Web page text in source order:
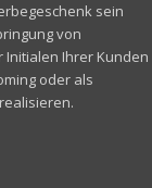
sein
von
Initialen Ihrer Kunden
oder als